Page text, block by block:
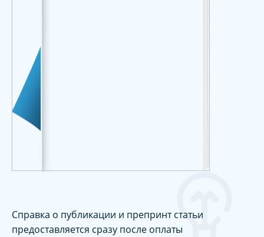
Справка о публикации и препринт статьи
предоставляется сразу после оплаты